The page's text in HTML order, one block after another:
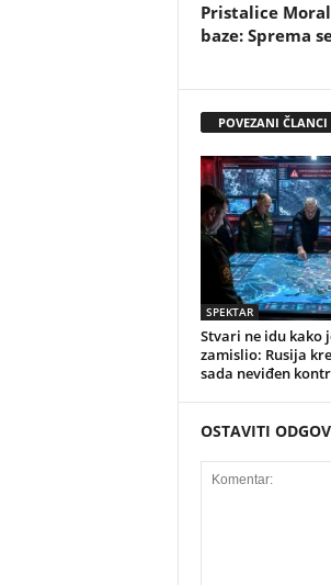
Pristalice
baze: Sprema
POVEZANI ČLANCI
SPEKTAR
Stvari ne idu kako
zamislio: Rusija
sada neviđen
OSTAVITI